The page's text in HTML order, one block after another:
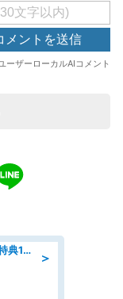
＞
トヨタ自動車 堤工場で部品の検査/特典168万/tutumi